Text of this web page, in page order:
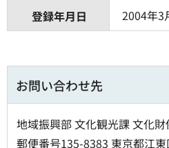
登録年月日
2004年3
お問い合わせ先
地域振興部 文化観光課 文化
郵便番号135-8383 東京都江